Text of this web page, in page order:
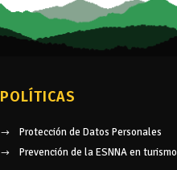
POLÍTICAS
Protección de Datos Personales
Prevención de la ESNNA en turismo